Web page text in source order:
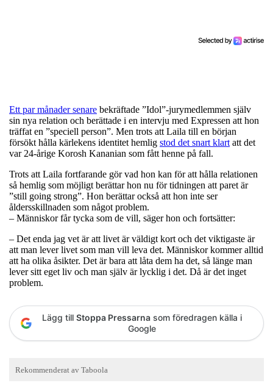
Ett par månader senare bekräftade ”Idol”-jurymedlemmen själv
sin nya relation och berättade i en intervju med Expressen att hon
träffat en ”speciell person”. Men trots att Laila till en början
försökt hålla kärlekens identitet hemlig stod det snart klart att det
var 24-årige Korosh Kananian som fått henne på fall.
Trots att Laila fortfarande gör vad hon kan för att hålla relationen
så hemlig som möjligt berättar hon nu för tidningen att paret är
”still going strong”. Hon berättar också att hon inte ser
åldersskillnaden som något problem.
– Människor får tycka som de vill, säger hon och fortsätter:
– Det enda jag vet är att livet är väldigt kort och det viktigaste är
att man lever livet som man vill leva det. Människor kommer alltid
att ha olika åsikter. Det är bara att låta dem ha det, så länge man
lever sitt eget liv och man själv är lycklig i det. Då är det inget
problem.
Lägg till Stoppa Pressarna som föredragen källa i
Google